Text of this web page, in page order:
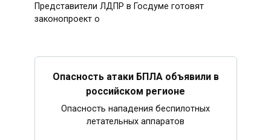
Представители ЛДПР в Госдуме готовят
законопроект о
Опасность атаки БПЛА объявили в
российском регионе
Опасность нападения беспилотных
летательных аппаратов